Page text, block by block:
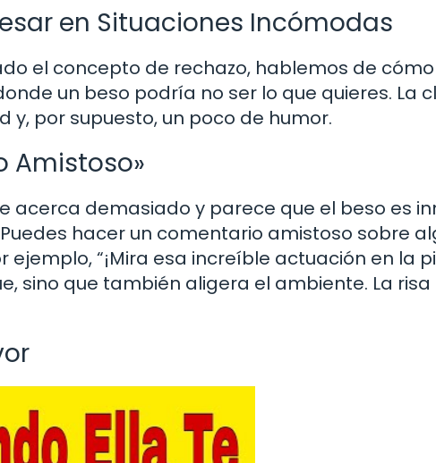
en Situaciones Incómodas
el concepto de rechazo, hablemos de
un beso podría no ser lo que quieres. La
y, por supuesto, un poco de humor.
Amistoso»
acerca demasiado y parece que el beso es
hacer un comentario amistoso sobre
ejemplo, “¡Mira esa increíble actuación en la
sino que también aligera el ambiente. La